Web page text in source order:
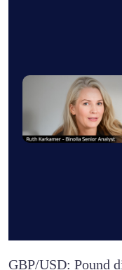
GBP/USD: Pound